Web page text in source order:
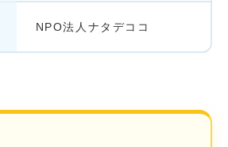
NPO法人ナタデココ